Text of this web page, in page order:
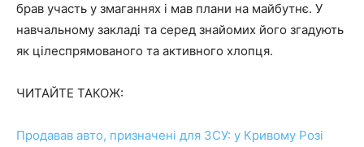
брав участь у змаганнях і мав плани на майбутнє. У
навчальному закладі та серед знайомих його згадують
як цілеспрямованого та активного хлопця.
ЧИТАЙТЕ ТАКОЖ:
Продавав авто, призначені для ЗСУ: у Кривому Розі